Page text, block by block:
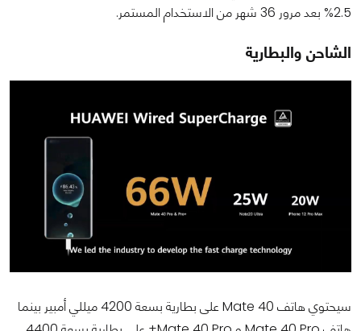
2.5% بعد مرور 36 شهر من الاستخدام المستمر.
الشاحن والبطارية
سيحتوي هاتف Mate 40 على بطارية بسعة 4200 ميللي أمبير بينما